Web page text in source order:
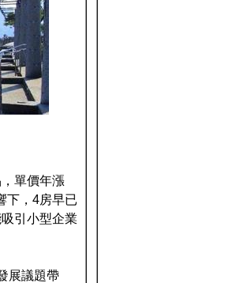
單價年漲
下，4房早已
引小型企業
展議題帶